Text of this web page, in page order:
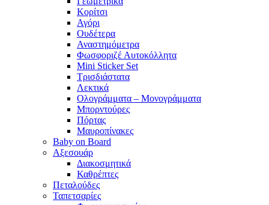
Κορίτσι
Αγόρι
Ουδέτερα
Αναστημόμετρα
Φωσφοριζέ Αυτοκόλλητα
Mini Sticker Set
Tρισδιάστατα
Λεκτικά
Ολογράμματα – Μονογράμματα
Μπορντούρες
Πόρτας
Μαυροπίνακες
Baby on Board
Αξεσουάρ
Διακοσμητικά
Καθρέπτες
Πεταλούδες
Ταπετσαρίες